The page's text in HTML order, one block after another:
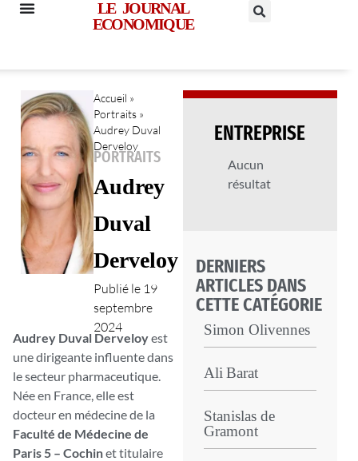
LE JOURNAL
ECONOMIQUE
Accueil »
Portraits »
Audrey Duval
Derveloy
PORTRAITS
Audrey
Duval
Derveloy
Publié le 19
septembre
2024
Audrey Duval Derveloyest
une dirigeante influente dans
le secteur pharmaceutique.
Née en France, elle est
docteur en médecine de la
Faculté de Médecine de
Paris 5 – Cochinet titulaire
ENTREPRISE
Aucun
résultat
DERNIERS
ARTICLES DANS
CETTE CATÉGORIE
Simon Olivennes
Ali Barat
Stanislas de
Gramont